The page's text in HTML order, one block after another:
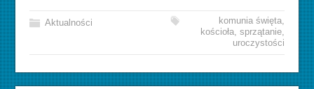
Aktualności komunia święta,
kościoła, sprzątanie,
uroczystości